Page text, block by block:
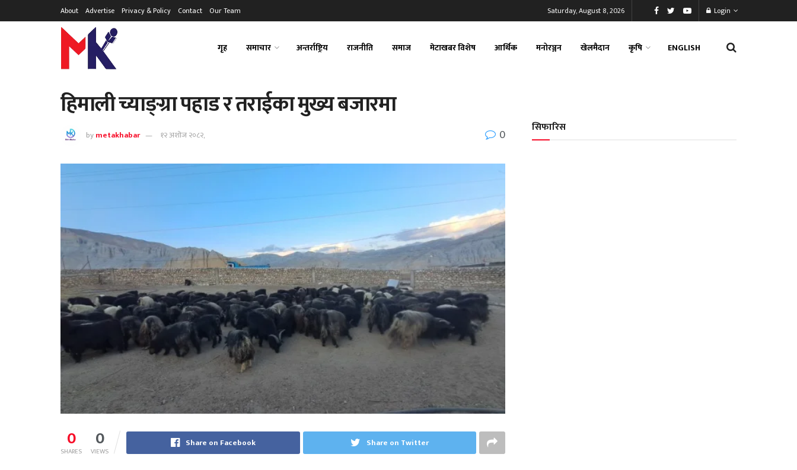
About Advertise Privacy & Policy Contact Our Team Saturday, August 8, 2026 Login
गृह समाचार अन्तर्राष्ट्रिय राजनीति समाज मेटाखबर विशेष आर्थिक मनोरञ्जन खेलमैदान कृषि ENGLISH
हिमाली च्याङ्ग्रा पहाड र तराईका मुख्य बजारमा
bymetakhabar १२ अशोज २०८२, 0
0
SHARES 0
VIEWS
Share on Facebook Share on Twitter
सिफारिस